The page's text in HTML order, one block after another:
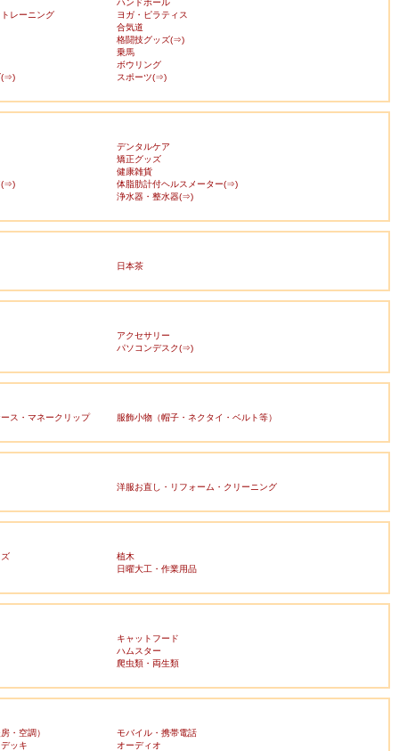
ハンドボール
レーニング
ヨガ・ピラティス
合気道
格闘技グッズ(⇒)
乗馬
ボウリング
(⇒)
スポーツ(⇒)
デンタルケア
矯正グッズ
健康雑貨
(⇒)
体脂肪計付ヘルスメーター(⇒)
浄水器・整水器(⇒)
日本茶
アクセサリー
パソコンデスク(⇒)
ス・マネークリップ 服飾小物（帽子・ネクタイ・ベルト等）
洋服お直し・リフォーム・クリーニング
植木
日曜大工・作業用品
キャットフード
ハムスター
爬虫類・両生類
・空調）
モバイル・携帯電話
ッキ
オーディオ